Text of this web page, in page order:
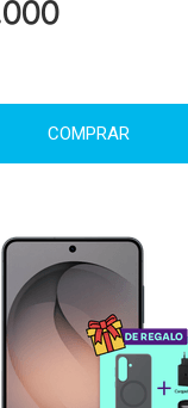
COMPRAR